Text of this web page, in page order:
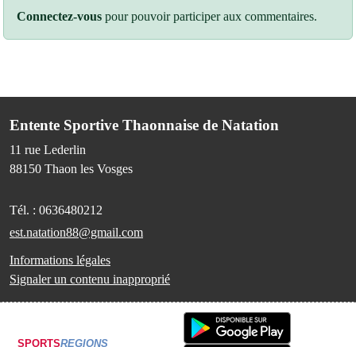
Connectez-vous pour pouvoir participer aux commentaires.
Entente Sportive Thaonnaise de Natation
11 rue Lederlin
88150 Thaon les Vosges
Tél. : 0636480212
est.natation88@gmail.com
Informations légales
Signaler un contenu inapproprié
SPORTSREGIONS